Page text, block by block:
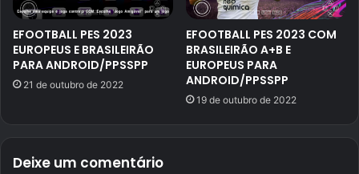
EFOOTBALL PES 2023
EUROPEUS E BRASILEIRÃO
PARA ANDROID/PPSSPP
21 de outubro de 2022
EFOOTBALL PES 2023 COM
BRASILEIRÃO A+B E
EUROPEUS PARA
ANDROID/PPSSPP
19 de outubro de 2022
Deixe um comentário